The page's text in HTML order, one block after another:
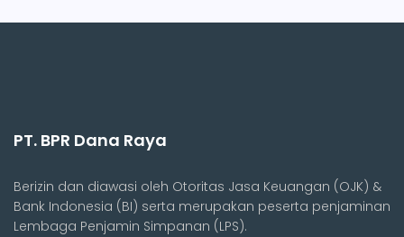
PT. BPR Dana Raya
Berizin dan diawasi oleh Otoritas Jasa Keuangan (OJK) &
Bank Indonesia (BI) serta merupakan peserta penjaminan
Lembaga Penjamin Simpanan (LPS).